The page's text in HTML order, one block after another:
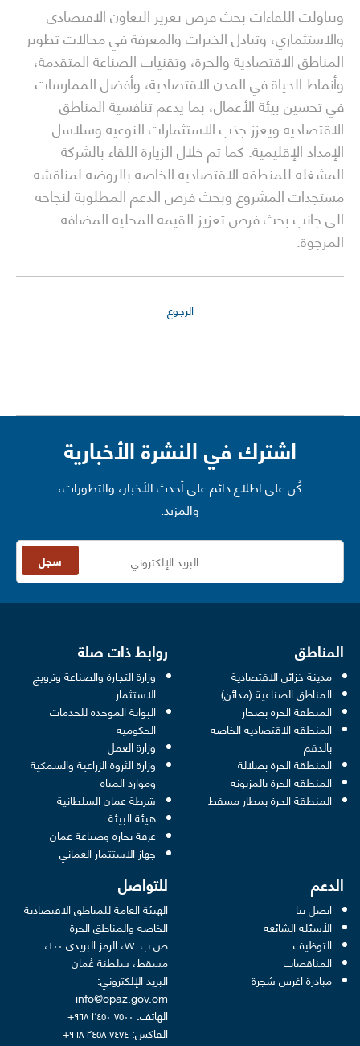
وتناولت اللقاءات بحث فرص تعزيز التعاون الاقتصادي
والاستثماري، وتبادل الخبرات والمعرفة في مجالات تطوير
المناطق الاقتصادية والحرة، وتقنيات الصناعة المتقدمة،
وأنماط الحياة في المدن الاقتصادية، وأفضل الممارسات
في تحسين بيئة الأعمال، بما يدعم تنافسية المناطق
الاقتصادية ويعزز جذب الاستثمارات النوعية وسلاسل
الإمداد الإقليمية. كما تم خلال الزيارة اللقاء بالشركة
المشغلة للمنطقة الاقتصادية الخاصة بالروضة لمناقشة
مستجدات المشروع وبحث فرص الدعم المطلوبة لنجاحه
الى جانب بحث فرص تعزيز القيمة المحلية المضافة
المرجوة.
الرجوع
اشترك في النشرة الأخبارية
كُن على اطلاع دائم على أحدث الأخبار، والتطورات،
والمزيد.
سجل
المناطق
مدينة خزائن الاقتصادية
المناطق الصناعية (مدائن)
المنطقة الحرة بصحار
المنطقة الاقتصادية الخاصة
بالدقم
المنطقة الحرة بصلالة
المنطقة الحرة بالمزيونة
المنطقة الحرة بمطار مسقط
روابط ذات صلة
وزارة التجارة والصناعة وترويج
الاستثمار in a new window
البوابة الموحدة للخدمات
الحكوميةin a new window
وزارة العملin a new window
وزارة الثروة الزراعية والسمكية
وموارد المياهin a new window
شرطة عمان السلطانيةwindow
هيئة البيئةin a new window
غرفة تجارة وصناعة عمانwindow
جهاز الاستثمار العمانيwindow
الدعم
اتصل بنا
الأسئلة الشائعة
التوظيف
المناقصات
مبادرة اغرس شجرة
للتواصل
الهيئة العامة للمناطق الاقتصادية
الخاصة والمناطق الحرة
ص.ب. ٧٧، الرمز البريدي ١٠٠،
مسقط، سلطنة عُمان
البريد الإلكتروني:
info@opaz.gov.om
الهاتف: ٧٥٠٠ ٢٤٥٠ ٩٦٨+
الفاكس: ٧٤٧٤ ٢٤٥٨ ٩٦٨+